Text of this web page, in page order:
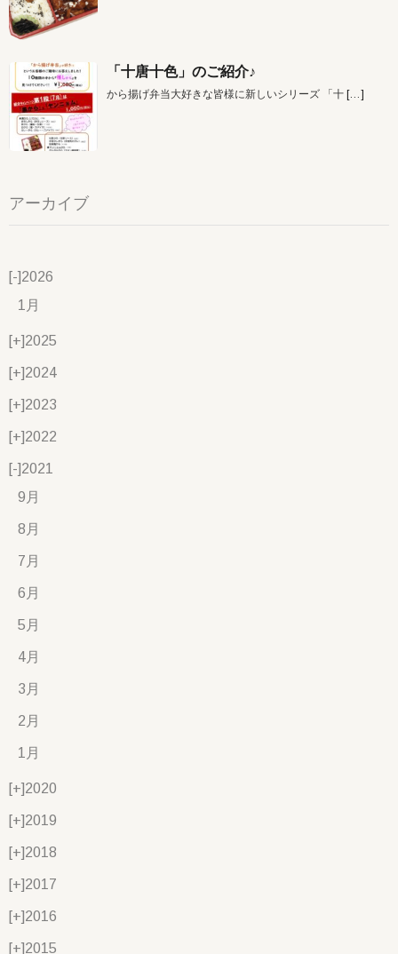
「十唐十色」のご紹介♪
から揚げ弁当大好きな皆様に新しいシリーズ 「十 […]
アーカイブ
[-]2026
1月
[+]2025
[+]2024
[+]2023
[+]2022
[-]2021
9月
8月
7月
6月
5月
4月
3月
2月
1月
[+]2020
[+]2019
[+]2018
[+]2017
[+]2016
[+]2015